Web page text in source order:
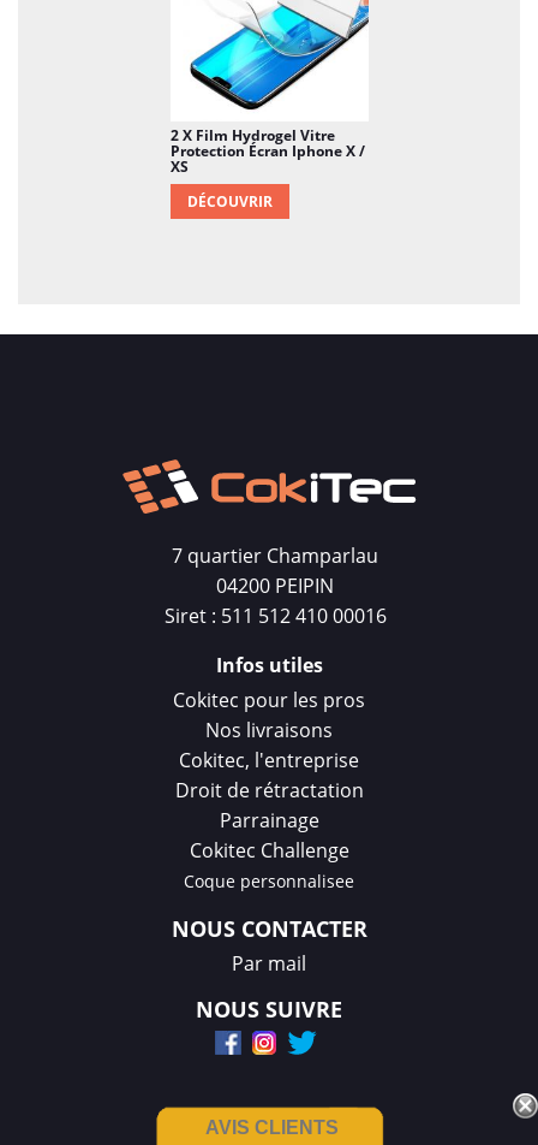
2 X Film Hydrogel Vitre
Protection Écran Iphone X /
XS
DÉCOUVRIR
7 quartier Champarlau
04200 PEIPIN
Siret : 511 512 410 00016
Infos utiles
Cokitec pour les pros
Nos livraisons
Cokitec, l'entreprise
Droit de rétractation
Parrainage
Cokitec Challenge
Coque personnalisee
NOUS CONTACTER
Par mail
NOUS SUIVRE
AVIS CLIENTS